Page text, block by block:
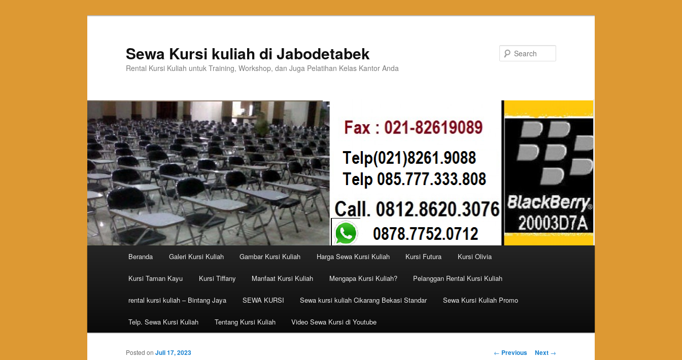
Sewa Kursi kuliah di Jabodetabek
Rental Kursi Kuliah untuk Training, Workshop, dan Juga Pelatihan Kelas Kantor Anda
Skip to primary content
Skip to secondary content
Beranda Galeri Kursi Kuliah Gambar Kursi Kuliah Harga Sewa Kursi Kuliah Kursi Futura Kursi Olivia
Kursi Taman Kayu Kursi Tiffany Manfaat Kursi Kuliah Mengapa Kursi Kuliah? Pelanggan Rental Kursi Kuliah
rental kursi kuliah – Bintang Jaya SEWA KURSI Sewa kursi kuliah Cikarang Bekasi Standar Sewa Kursi Kuliah Promo
Telp. Sewa Kursi Kuliah Tentang Kursi Kuliah Video Sewa Kursi di Youtube
Post navigation
← Previous Next →
Posted on Juli 17, 2023